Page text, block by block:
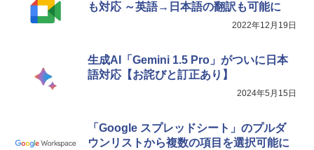
も対応 ～英語→日本語の翻訳も可能に
2022年12月19日
生成AI「Gemini 1.5 Pro」がついに日本
語対応【お詫びと訂正あり】
2024年5月15日
「Google スプレッドシート」のプルダ
ウンリストから複数の項目を選択可能に